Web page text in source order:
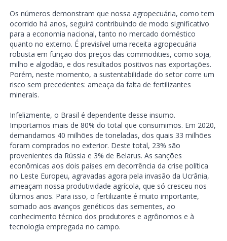
Os números demonstram que nossa agropecuária, como tem
ocorrido há anos, seguirá contribuindo de modo significativo
para a economia nacional, tanto no mercado doméstico
quanto no externo. É previsível uma receita agropecuária
robusta em função dos preços das commodities, como soja,
milho e algodão, e dos resultados positivos nas exportações.
Porém, neste momento, a sustentabilidade do setor corre um
risco sem precedentes: ameaça da falta de fertilizantes
minerais.
Infelizmente, o Brasil é dependente desse insumo.
Importamos mais de 80% do total que consumimos. Em 2020,
demandamos 40 milhões de toneladas, dos quais 33 milhões
foram comprados no exterior. Deste total, 23% são
provenientes da Rússia e 3% de Belarus. As sanções
econômicas aos dois países em decorrência da crise política
no Leste Europeu, agravadas agora pela invasão da Ucrânia,
ameaçam nossa produtividade agrícola, que só cresceu nos
últimos anos. Para isso, o fertilizante é muito importante,
somado aos avanços genéticos das sementes, ao
conhecimento técnico dos produtores e agrônomos e à
tecnologia empregada no campo.